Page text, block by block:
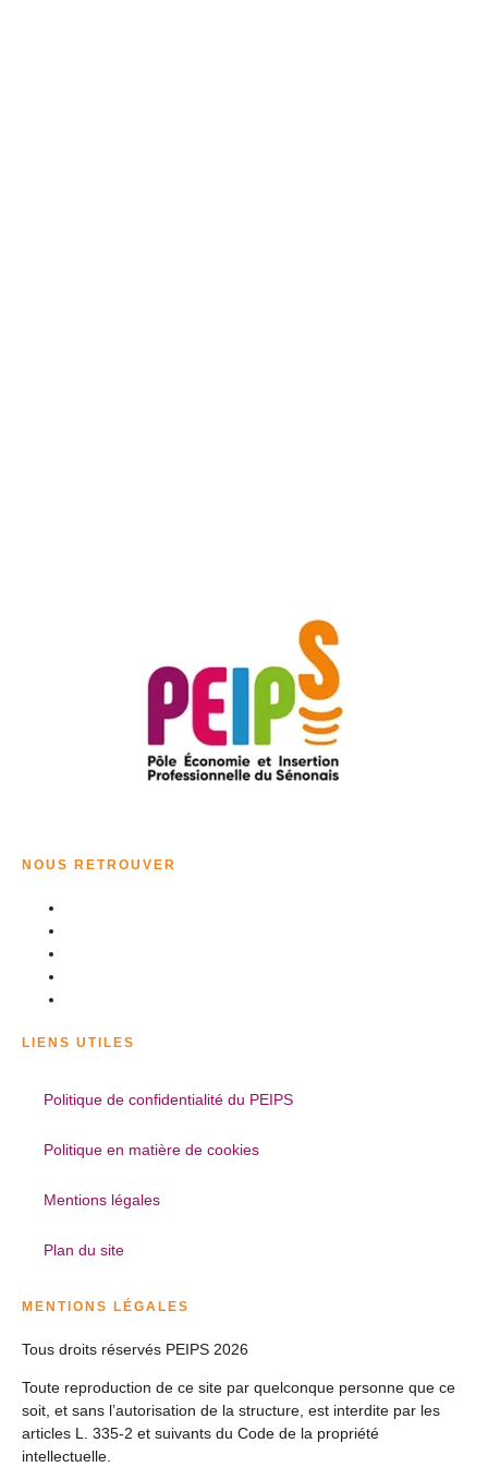
NOUS RETROUVER
LIENS UTILES
Politique de confidentialité du PEIPS
Politique en matière de cookies
Mentions légales
Plan du site
MENTIONS LÉGALES
Tous droits réservés PEIPS 2026
Toute reproduction de ce site par quelconque personne que ce
soit, et sans l’autorisation de la structure, est interdite par les
articles L. 335-2 et suivants du Code de la propriété
intellectuelle.